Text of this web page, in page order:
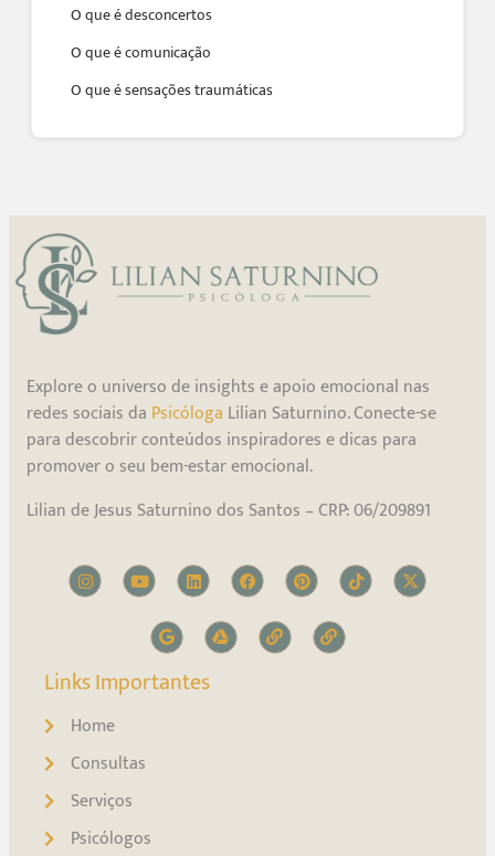
O que é desconcertos
O que é comunicação
O que é sensações traumáticas
Explore o universo de insights e apoio emocional nas
redes sociais da Psicóloga Lilian Saturnino. Conecte-se
para descobrir conteúdos inspiradores e dicas para
promover o seu bem-estar emocional.
Lilian de Jesus Saturnino dos Santos – CRP: 06/209891
Links Importantes
Home
Consultas
Serviços
Psicólogos